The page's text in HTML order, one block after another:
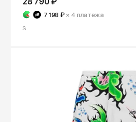
7 198 ₽ × 4платежа
S